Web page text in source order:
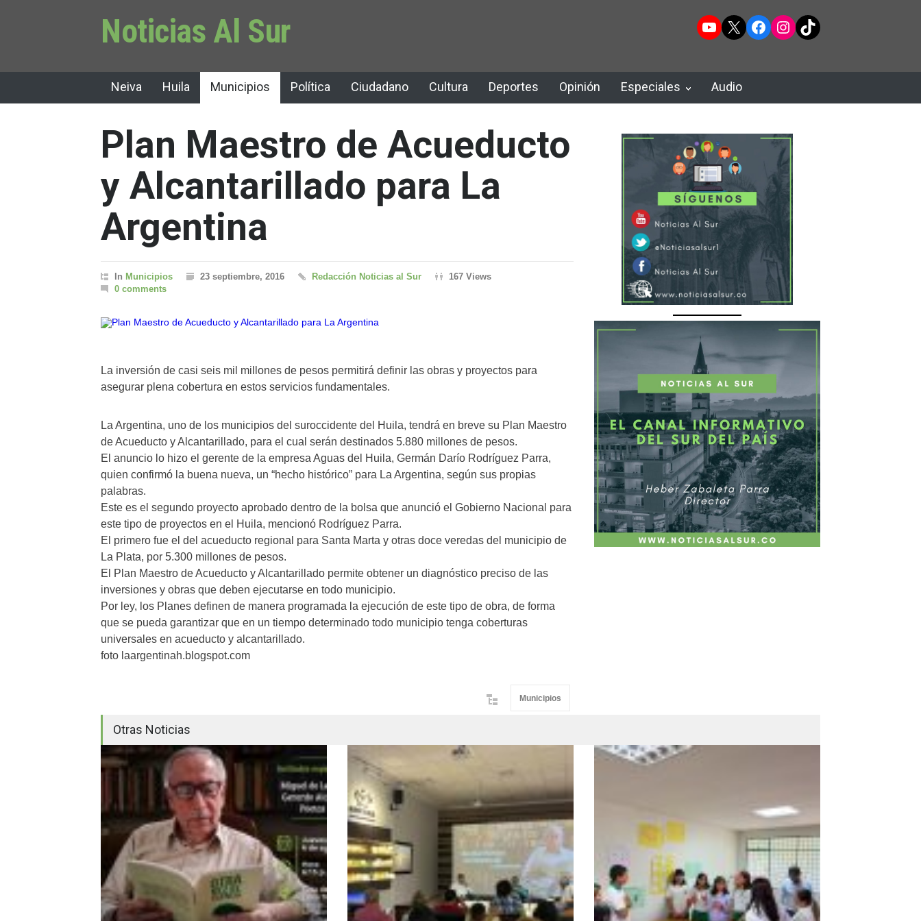
Noticias Al Sur YouTube
X Facebook
Instagram
TikTok
Neiva Huila Municipios Política Ciudadano Cultura Deportes Opinión Especiales Audio
Plan Maestro de Acueducto
y Alcantarillado para La
Argentina
In Municipios 23 septiembre, 2016 Redacción Noticias al Sur
167 Views
0 comments
La inversión de casi seis mil millones de pesos permitirá definir las obras y proyectos para
asegurar plena cobertura en estos servicios fundamentales.
La Argentina, uno de los municipios del suroccidente del Huila, tendrá en breve su Plan Maestro
de Acueducto y Alcantarillado, para el cual serán destinados 5.880 millones de pesos.
El anuncio lo hizo el gerente de la empresa Aguas del Huila, Germán Darío Rodríguez Parra,
quien confirmó la buena nueva, un “hecho histórico” para La Argentina, según sus propias
palabras.
Este es el segundo proyecto aprobado dentro de la bolsa que anunció el Gobierno Nacional para
este tipo de proyectos en el Huila, mencionó Rodríguez Parra.
El primero fue el del acueducto regional para Santa Marta y otras doce veredas del municipio de
La Plata, por 5.300 millones de pesos.
El Plan Maestro de Acueducto y Alcantarillado permite obtener un diagnóstico preciso de las
inversiones y obras que deben ejecutarse en todo municipio.
Por ley, los Planes definen de manera programada la ejecución de este tipo de obra, de forma
que se pueda garantizar que en un tiempo determinado todo municipio tenga coberturas
universales en acueducto y alcantarillado.
foto laargentinah.blogspot.com
Municipios
Otras Noticias